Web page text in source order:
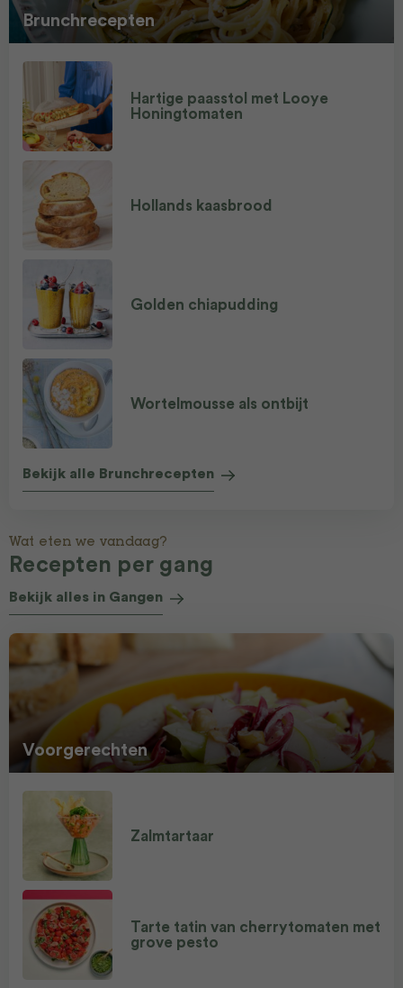
Brunchrecepten
Hartige paasstol met Looye
Honingtomaten
Hollands kaasbrood
Golden chiapudding
Wortelmousse als ontbijt
Bekijk alle Brunchrecepten
Wat eten we vandaag?
Recepten per gang
Bekijk alles in Gangen
Voorgerechten
Zalmtartaar
Tarte tatin van cherrytomaten met
grove pesto